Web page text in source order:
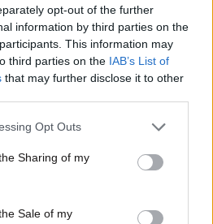
opt-out of the further
information by third parties on the
This information may
third parties on the IAB’s List of
that may further disclose it to other
app uses one or more Google
usage behaviour. You may click to
and its third-party tags to
purposes in below Google
Opt Outs
Sharing of my
Sale of my